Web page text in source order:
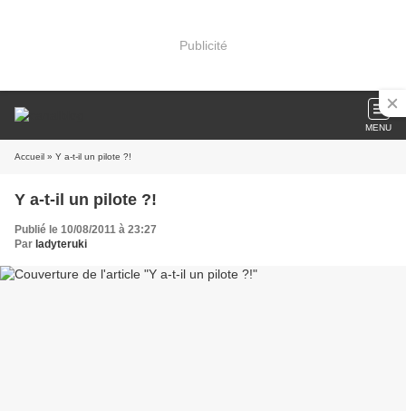
Publicité
MENU
Accueil » Y a-t-il un pilote ?!
Y a-t-il un pilote ?!
Publié le 10/08/2011 à 23:27
Par ladyteruki